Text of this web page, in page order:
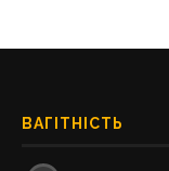
ВАГІТНІСТЬ